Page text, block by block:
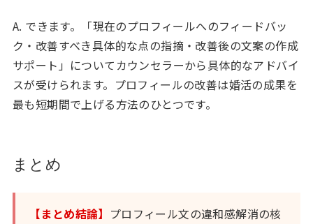
A. できます。「現在のプロフィールへのフィードバッ
ク・改善すべき具体的な点の指摘・改善後の文案の作成
サポート」についてカウンセラーから具体的なアドバイ
スが受けられます。プロフィールの改善は婚活の成果を
最も短期間で上げる方法のひとつです。
まとめ
【まとめ結論】 プロフィール文の違和感解消の核